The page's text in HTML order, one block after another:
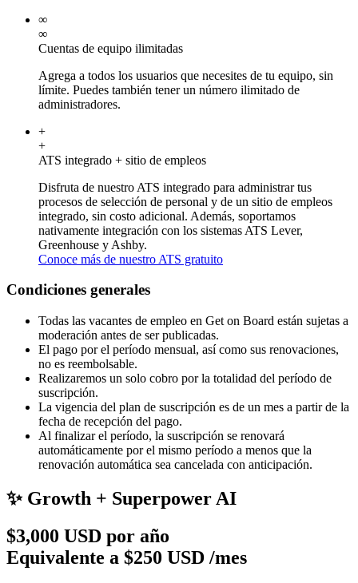
∞
∞
Cuentas de equipo ilimitadas
Agrega a todos los usuarios que necesites de tu equipo, sin
límite. Puedes también tener un número ilimitado de
administradores.
+
+
ATS integrado + sitio de empleos
Disfruta de nuestro ATS integrado para administrar tus
procesos de selección de personal y de un sitio de empleos
integrado, sin costo adicional. Además, soportamos
nativamente integración con los sistemas ATS Lever,
Greenhouse y Ashby.
Conoce más de nuestro ATS gratuito
Condiciones generales
Todas las vacantes de empleo en Get on Board están sujetas a
moderación antes de ser publicadas.
El pago por el período mensual, así como sus renovaciones,
no es reembolsable.
Realizaremos un solo cobro por la totalidad del período de
suscripción.
La vigencia del plan de suscripción es de un mes a partir de la
fecha de recepción del pago.
Al finalizar el período, la suscripción se renovará
automáticamente por el mismo período a menos que la
renovación automática sea cancelada con anticipación.
✨ Growth + Superpower AI
$3,000 USD por año
Equivalente a $250 USD /mes